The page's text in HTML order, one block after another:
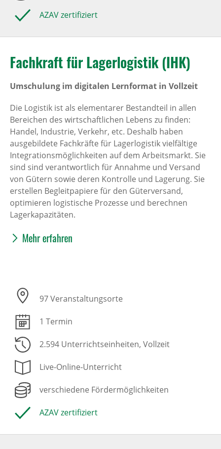
AZAV zertifiziert
Fachkraft für Lagerlogistik (IHK)
Umschulung im digitalen Lernformat in Vollzeit
Die Logistik ist als elementarer Bestandteil in allen
Bereichen des wirtschaftlichen Lebens zu finden:
Handel, Industrie, Verkehr, etc. Deshalb haben
ausgebildete Fachkräfte für Lagerlogistik vielfältige
Integrationsmöglichkeiten auf dem Arbeitsmarkt. Sie
sind sind verantwortlich für Annahme und Versand
von Gütern sowie deren Kontrolle und Lagerung. Sie
erstellen Begleitpapiere für den Güterversand,
optimieren logistische Prozesse und berechnen
Lagerkapazitäten.
Mehr erfahren
97 Veranstaltungsorte
1 Termin
2.594 Unterrichtseinheiten, Vollzeit
Live-Online-Unterricht
verschiedene Fördermöglichkeiten
AZAV zertifiziert